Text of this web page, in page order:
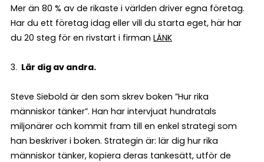
Mer än 80 % av de rikaste i världen driver egna företag.
Har du ett företag idag eller vill du starta eget, här har
du 20 steg för en rivstart i firman LÄNK
3. Lär dig av andra.
Steve Siebold är den som skrev boken ”Hur rika
människor tänker”. Han har intervjuat hundratals
miljonärer och kommit fram till en enkel strategi som
han beskriver i boken. Strategin är: lär dig hur rika
människor tänker, kopiera deras tankesätt, utför de